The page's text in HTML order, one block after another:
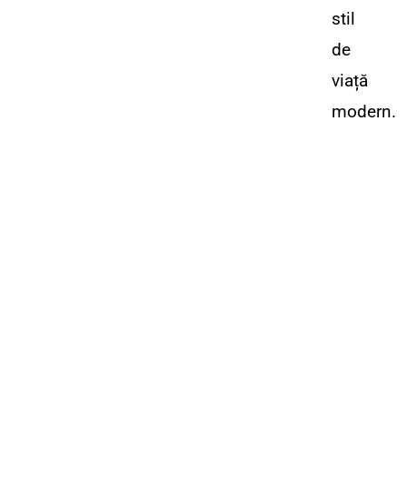
stil
de
viață
modern.